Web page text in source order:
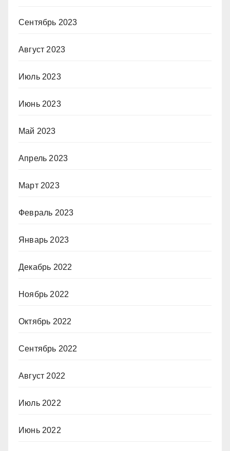
Сентябрь 2023
Август 2023
Июль 2023
Июнь 2023
Май 2023
Апрель 2023
Март 2023
Февраль 2023
Январь 2023
Декабрь 2022
Ноябрь 2022
Октябрь 2022
Сентябрь 2022
Август 2022
Июль 2022
Июнь 2022